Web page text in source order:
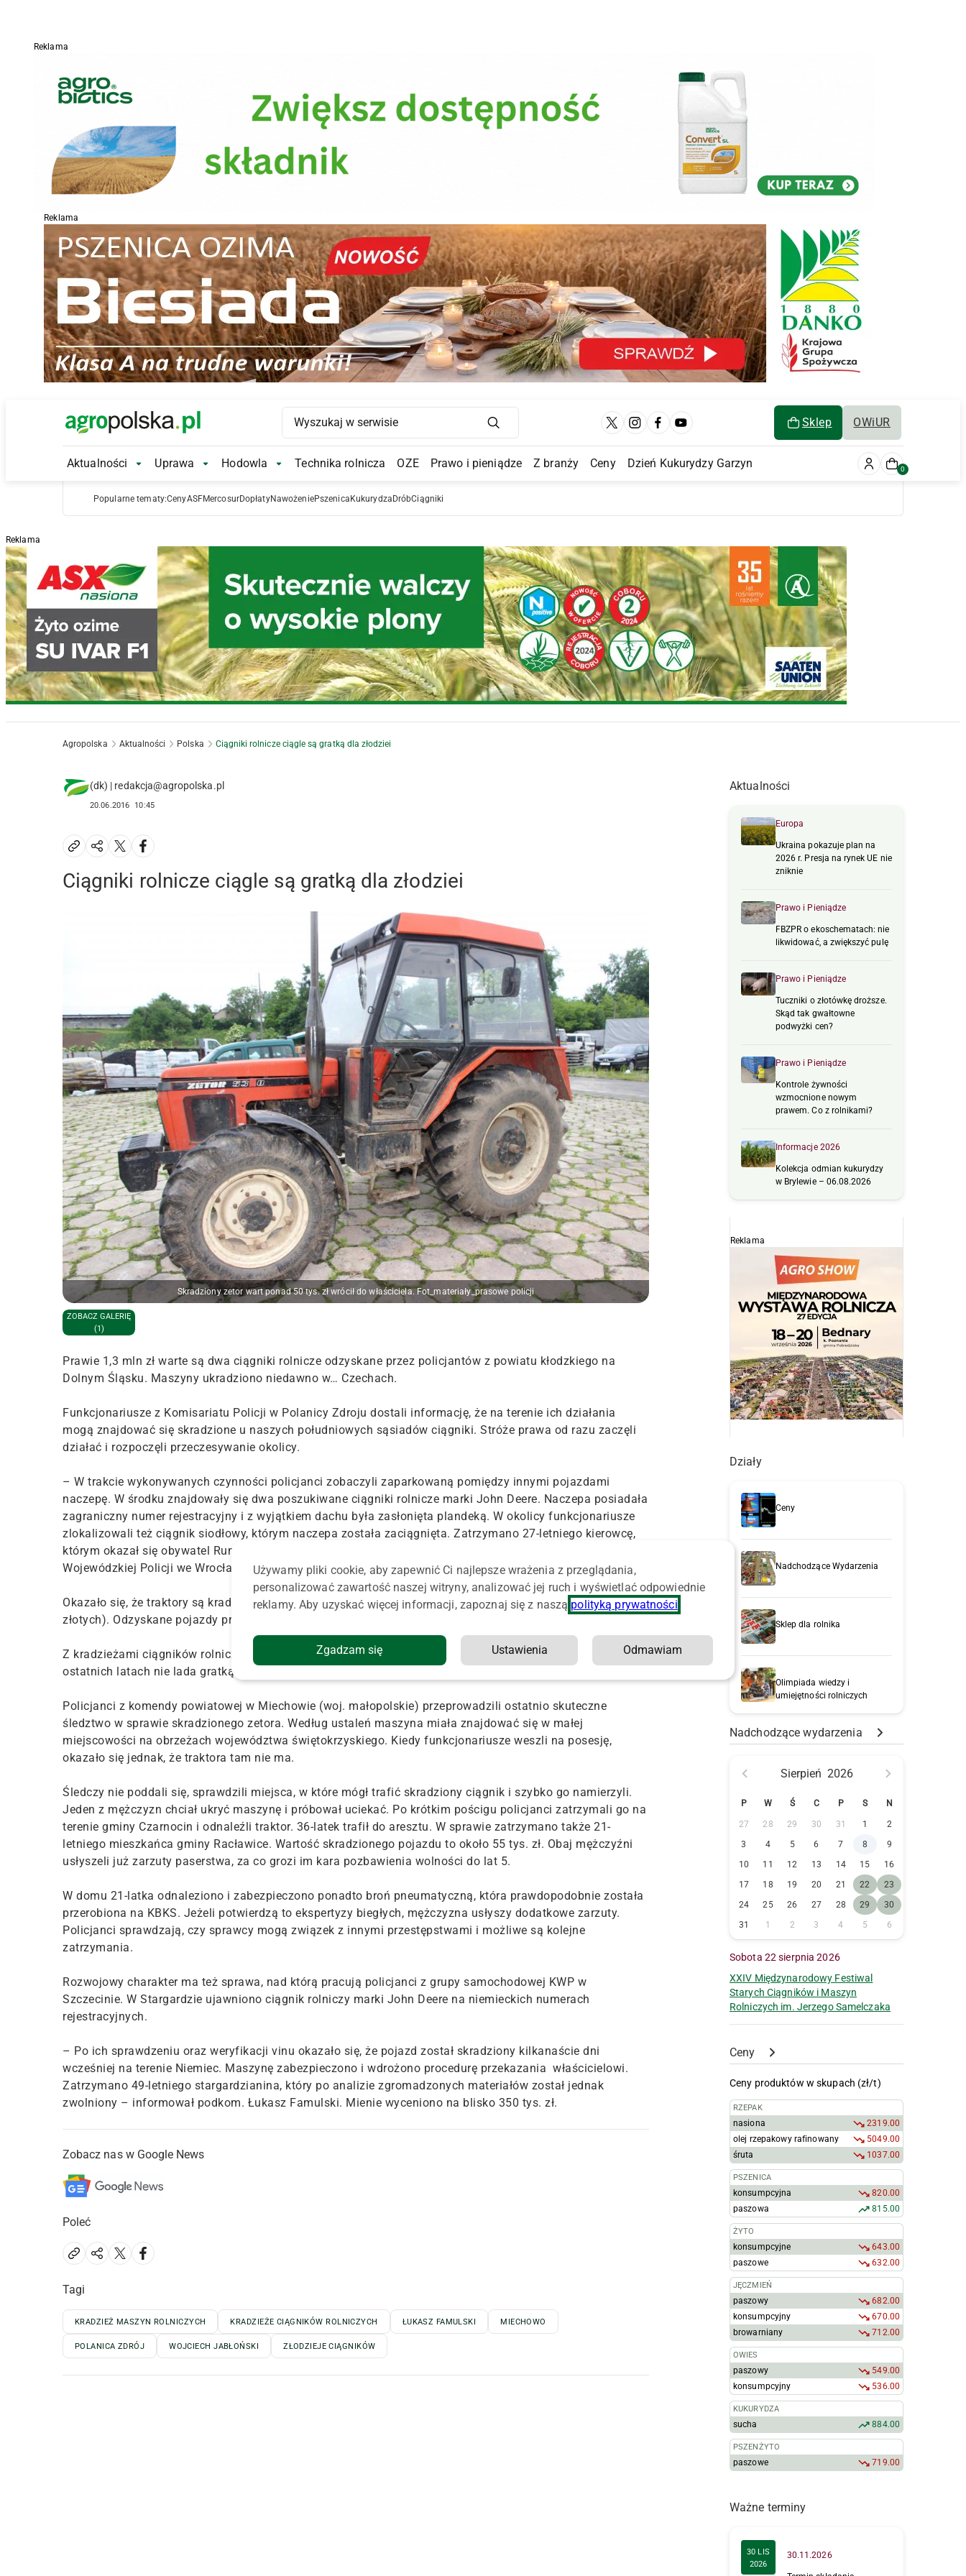
Reklama
Reklama
Main Logo Sklep OWiUR
Main Navigation
Aktualności Aktualności Submenu
Uprawa Uprawa Submenu
Hodowla Hodowla Submenu
Technika rolnicza OZE Prawo i pieniądze Z branży Ceny Dzień Kukurydzy Garzyn 0
Popularne tematy:CenyASFMercosurDopłatyNawożeniePszenica Kukurydza DróbCiągniki
Reklama
Agropolska Aktualności Polska Ciągniki rolnicze ciągle są gratką dla złodziei
(dk) | redakcja@agropolska.pl
20.06.2016 10:45
Ciągniki rolnicze ciągle są gratką dla złodziei
Skradziony zetor wart ponad 50 tys. zł wrócił do właściciela. Fot_materiały_prasowe policji
ZOBACZ GALERIĘ
(1)
Prawie 1,3 mln zł warte są dwa ciągniki rolnicze odzyskane przez policjantów z powiatu kłodzkiego na
Dolnym Śląsku. Maszyny ukradziono niedawno w… Czechach.
Funkcjonariusze z Komisariatu Policji w Polanicy Zdroju dostali informację, że na terenie ich działania
mogą znajdować się skradzione u naszych południowych sąsiadów ciągniki. Stróże prawa od razu zaczęli
działać i rozpoczęli przeczesywanie okolicy.
– W trakcie wykonywanych czynności policjanci zobaczyli zaparkowaną pomiędzy innymi pojazdami
naczepę. W środku znajdowały się dwa poszukiwane ciągniki rolnicze marki John Deere. Naczepa posiadała
zagraniczny numer rejestracyjny i z wyjątkiem dachu była zasłonięta plandeką. W okolicy funkcjonariusze
zlokalizowali też ciągnik siodłowy, którym naczepa została zaciągnięta. Zatrzymano 27-letniego kierowcę,
którym okazał się obywatel Rumunii – relacjonuje asp. Wojciech Jabłoński z zespołu prasowego Komendy
Wojewódzkiej Policji we Wrocławiu.
Okazało się, że traktory są kradzione, a ich wartość oszacowano na 8 mln koron czeskich (około 1,3 mln
złotych). Odzyskane pojazdy przekazano właścicielowi, natomiast ciągnik siodłowy został zabezpieczony.
Z kradzieżami ciągników rolniczych, które ze względu na wysoką ceny i dużą "chodliwość" stały się w
ostatnich latach nie lada gratką dla złodziei, zmagają się stróże prawa w całej Polsce.
Policjanci z komendy powiatowej w Miechowie (woj. małopolskie) przeprowadzili ostatnio skuteczne
śledztwo w sprawie skradzionego zetora. Według ustaleń maszyna miała znajdować się w małej
miejscowości na obrzeżach województwa świętokrzyskiego. Kiedy funkcjonariusze weszli na posesję,
okazało się jednak, że traktora tam nie ma.
Śledczy nie poddali się, sprawdzili miejsca, w które mógł trafić skradziony ciągnik i szybko go namierzyli.
Jeden z mężczyzn chciał ukryć maszynę i próbował uciekać. Po krótkim pościgu policjanci zatrzymali go na
terenie gminy Czarnocin i odnaleźli traktor. 36-latek trafił do aresztu. W sprawie zatrzymano także 21-
letniego mieszkańca gminy Racławice. Wartość skradzionego pojazdu to około 55 tys. zł. Obaj mężczyźni
usłyszeli już zarzuty paserstwa, za co grozi im kara pozbawienia wolności do lat 5.
W domu 21-latka odnaleziono i zabezpieczono ponadto broń pneumatyczną, która prawdopodobnie została
przerobiona na KBKS. Jeżeli potwierdzą to ekspertyzy biegłych, mężczyzna usłyszy dodatkowe zarzuty.
Policjanci sprawdzają, czy sprawcy mogą związek z innymi przestępstwami i możliwe są kolejne
zatrzymania.
Rozwojowy charakter ma też sprawa, nad którą pracują policjanci z grupy samochodowej KWP w
Szczecinie. W Stargardzie ujawniono ciągnik rolniczy marki John Deere na niemieckich numerach
rejestracyjnych.
– Po ich sprawdzeniu oraz weryfikacji vinu okazało się, że pojazd został skradziony kilkanaście dni
wcześniej na terenie Niemiec. Maszynę zabezpieczono i wdrożono procedurę przekazania właścicielowi.
Zatrzymano 49-letniego stargardzianina, który po analizie zgromadzonych materiałów został jednak
zwolniony – informował podkom. Łukasz Famulski. Mienie wyceniono na blisko 350 tys. zł.
Zobacz nas w Google News
Poleć
Tagi
KRADZIEŻ MASZYN ROLNICZYCH KRADZIEŻE CIĄGNIKÓW ROLNICZYCH ŁUKASZ FAMULSKI MIECHOWO
POLANICA ZDRÓJ WOJCIECH JABŁOŃSKI ZŁODZIEJE CIĄGNIKÓW
Aktualności
Europa
Ukraina pokazuje plan na
2026 r. Presja na rynek UE nie
zniknie
Prawo i Pieniądze
FBZPR o ekoschematach: nie
likwidować, a zwiększyć pulę
Prawo i Pieniądze
Tuczniki o złotówkę droższe.
Skąd tak gwałtowne
podwyżki cen?
Prawo i Pieniądze
Kontrole żywności
wzmocnione nowym
prawem. Co z rolnikami?
Informacje 2026
Kolekcja odmian kukurydzy
w Brylewie – 06.08.2026
Reklama
Działy
Ceny
Nadchodzące Wydarzenia
Sklep dla rolnika
Olimpiada wiedzy i
umiejętności rolniczych
Nadchodzące wydarzenia
Sierpień 2026
P W Ś C P S N
27 28 29 30 31 1
2
3
4 5 6 7 8
9
10
11 12 13 14 15
16
17
18 19 20 21 22
23
24
25 26 27 28 29
30
31
1 2 3 4 5 6
Sobota 22 sierpnia 2026
XXIV Międzynarodowy Festiwal
Starych Ciągników i Maszyn
Rolniczych im. Jerzego Samelczaka
Ceny
Ceny produktów w skupach (zł/t)
RZEPAK
nasiona
2319.00
olej rzepakowy rafinowany
5049.00
śruta
1037.00
PSZENICA
konsumpcyjna
820.00
paszowa
815.00
ŻYTO
konsumpcyjne
643.00
paszowe
632.00
JĘCZMIEŃ
paszowy
682.00
konsumpcyjny
670.00
browarniany
712.00
OWIES
paszowy
549.00
konsumpcyjny
536.00
KUKURYDZA
sucha 884.00
PSZENŻYTO
paszowe 719.00
Ważne terminy
30 LIS
2026
30.11.2026
Używamy pliki cookie, aby zapewnić Ci najlepsze wrażenia z przeglądania,
personalizować zawartość naszej witryny, analizować jej ruch i wyświetlać odpowiednie
reklamy. Aby uzyskać więcej informacji, zapoznaj się z naszą polityką prywatności
Zgadzam się Ustawienia Odmawiam